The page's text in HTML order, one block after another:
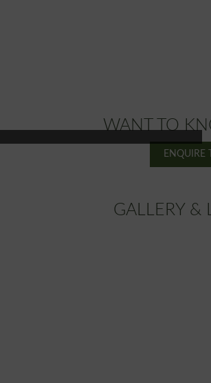
WANT TO
ENQUIRE
GALLERY &